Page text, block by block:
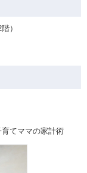
）
てママの家計術